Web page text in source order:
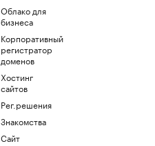
Облако для
бизнеса
Корпоративный
регистратор
доменов
Хостинг
сайтов
Рег.решения
Знакомства
Сайт